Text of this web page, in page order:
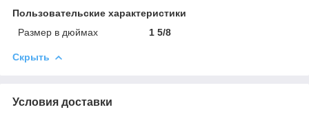
Пользовательские характеристики
Размер в дюймах
1 5/8
Скрыть
Условия доставки